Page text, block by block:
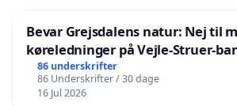
Bevar Grejsdalens natur: Nej til
køreledninger på Vejle-Struer-
86 underskrifter
86 Underskrifter / 30 dage
16 Jul 2026